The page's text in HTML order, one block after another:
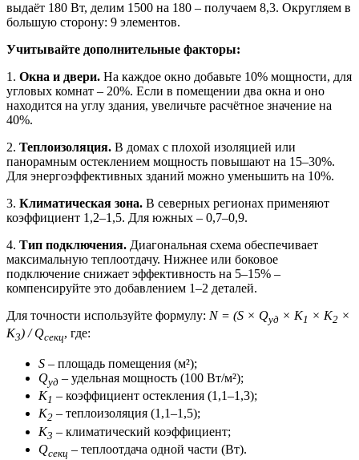
выдаёт 180 Вт, делим 1500 на 180 – получаем 8,3. Округляем в
большую сторону: 9 элементов.
Учитывайте дополнительные факторы:
1. Окна и двери. На каждое окно добавьте 10% мощности, для
угловых комнат – 20%. Если в помещении два окна и оно
находится на углу здания, увеличьте расчётное значение на
40%.
2. Теплоизоляция. В домах с плохой изоляцией или
панорамным остеклением мощность повышают на 15–30%.
Для энергоэффективных зданий можно уменьшить на 10%.
3. Климатическая зона. В северных регионах применяют
коэффициент 1,2–1,5. Для южных – 0,7–0,9.
4. Тип подключения. Диагональная схема обеспечивает
максимальную теплоотдачу. Нижнее или боковое
подключение снижает эффективность на 5–15% –
компенсируйте это добавлением 1–2 деталей.
Для точности используйте формулу: N = (S × Qуд × K1 × K2 ×
K3) / Qсекц, где:
S – площадь помещения (м²);
Qуд – удельная мощность (100 Вт/м²);
K1 – коэффициент остекления (1,1–1,3);
K2 – теплоизоляция (1,1–1,5);
K3 – климатический коэффициент;
Qсекц – теплоотдача одной части (Вт).